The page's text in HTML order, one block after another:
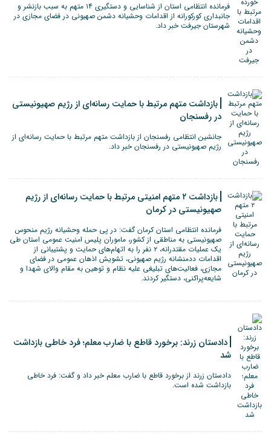
فرمانده انتظامی استان از شناسایی و دستگیری ۱۴ متهم به سبب بازنشر و
جانبداری کورکورانه از اقدامات وحشیانه دشمن صهیونی در فضای مجازی در
شهرستان جیرفت خبر داد.
بازداشت متهم مرتبط با حمایت رسانه‌ای از رژیم صهیونیستی
در رفسنجان
جانشین انتظامی رفسنجان از بازداشت متهم مرتبط با حمایت رسانه‌ای از
رژیم صهیونیستی در رفسنجان خبر داد.
بازداشت ۲ متهم امنیتی مرتبط با حمایت رسانه‌ای از رژیم
صهیونیستی در کرمان
فرمانده انتظامی استان کرمان گفت: در پی حمله وحشیانه رژیم منحوس
صهیونیستی به مناطقی از کشور، ماموران پلیس امنیت عمومی استان طی
یک عملیات مقتدرانه، ۲ نفر‌ را به اتهام‌های حمایت و پشتیبانی از
اقدامات ددمنشانه رژیم صهیونی، تشویش اذهان عمومی در فضای
مجازی، فعالیت‌های تبلیغی علیه نظام و توهین به مقام والای شهدا و
شایعه‌پراکنی، دستگیر کردند.
دادستان زرند: برخورد قاطع با ضارب معلم؛ فرد خاطی بازداشت
شد
دادستان زرند از برخورد قاطع با ضارب معلم خبر داد و گفت: فرد خاطی
بازداشت شده است.